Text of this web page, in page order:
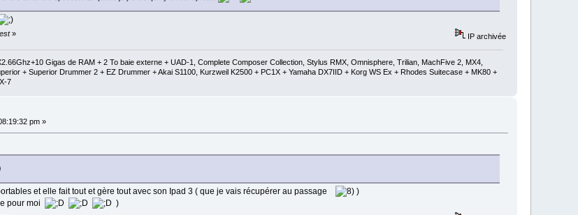
» IP archivée
Gigas de RAM + 2 To baie externe + UAD-1, Complete Composer Collection, Stylus RMX, Omnisphere, Trilian, MachFive 2, MX4,
+ Superior Drummer 2 + EZ Drummer + Akai S1100, Kurzweil K2500 + PC1X + Yamaha DX7IID + Korg WS Ex + Rhodes Suitecase + MK80 +
7
pm »
et elle fait tout et gère tout avec son Ipad 3 ( que je vais récupérer au passage
)
pour moi
)